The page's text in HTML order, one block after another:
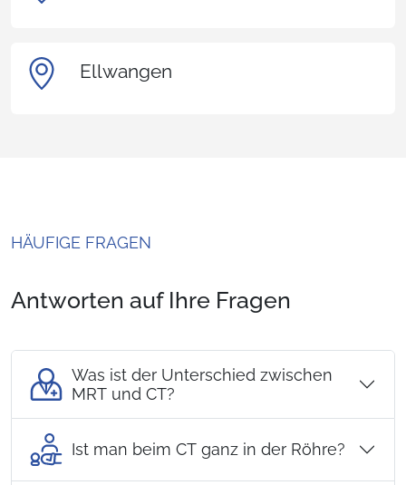
Ellwangen
HÄUFIGE FRAGEN
Antworten auf Ihre Fragen
Was ist der Unterschied zwischen
MRT und CT?
Ist man beim CT ganz in der Röhre?